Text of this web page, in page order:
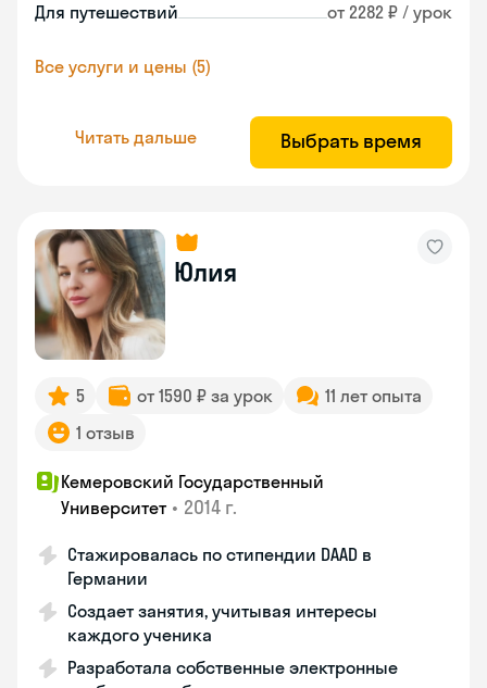
Для путешествий от 2282 ₽ / урок
Все услуги и цены (5)
Читать дальше Выбрать время
Юлия
5 от 1590 ₽ за урок
11 лет опыта
1 отзыв
Кемеровский Государственный
Университет • 2014 г.
Стажировалась по стипендии DAAD в
Германии
Создает занятия, учитывая интересы
каждого ученика
Разработала собственные электронные